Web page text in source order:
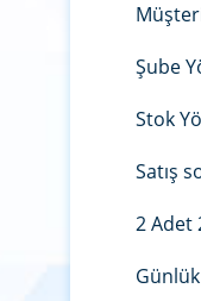
Şube
Stok
Satış
2 Adet